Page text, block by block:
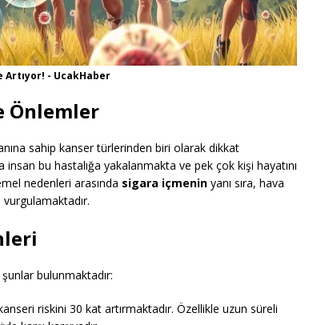
Artıyor! - UcakHaber
Önlemler
sahip kanser türlerinden biri olarak dikkat
bu hastalığa yakalanmakta ve pek çok kişi hayatını
nedenleri arasında sigara içmenin yanı sıra, hava
bulunmaktadır:
riskini 30 kat artırmaktadır. Özellikle uzun süreli